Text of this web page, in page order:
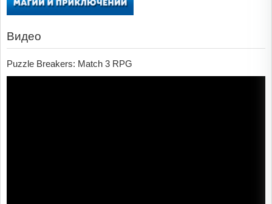
Видео
Puzzle Breakers: Match 3 RPG